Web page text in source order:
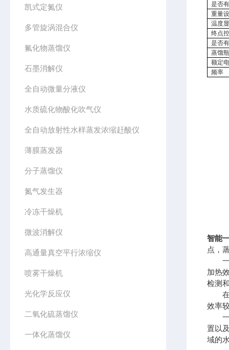
凯式定氮仪
多管旋涡混合仪
氟化物蒸馏仪
石墨消解仪
全自动微量分液仪
水质硫化物酸化吹气仪
全自动放射性水样蒸发浓缩赶酸仪
薄膜蒸发器
分子蒸馏仪
氮气发生器
冷冻干燥机
微波消解仪
高通量真空平行浓缩仪
喷雾干燥机
光化学反应仪
二氧化硫蒸馏仪
一体化蒸馏仪
是否
重量
温度
终点
是否有
蒸馏
额定
频率
智能
点，
一体
加热
检测
在水
效率
一体
置以
域的